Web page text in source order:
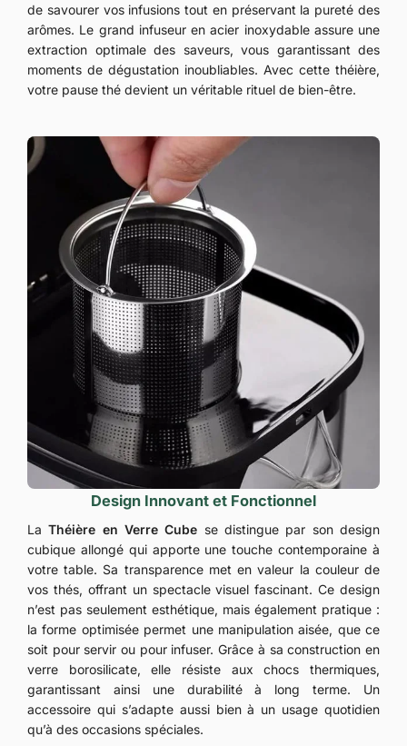
de savourer vos infusions tout en préservant la pureté des
arômes. Le grand infuseur en acier inoxydable assure une
extraction optimale des saveurs, vous garantissant des
moments de dégustation inoubliables. Avec cette théière,
votre pause thé devient un véritable rituel de bien-être.
Design Innovant et Fonctionnel
LaThéière en Verre Cube se distingue par son design
cubique allongé qui apporte une touche contemporaine à
votre table. Sa transparence met en valeur la couleur de
vos thés, offrant un spectacle visuel fascinant. Ce design
n’est pas seulement esthétique, mais également pratique :
la forme optimisée permet une manipulation aisée, que ce
soit pour servir ou pour infuser. Grâce à sa construction en
verre borosilicate, elle résiste aux chocs thermiques,
garantissant ainsi une durabilité à long terme. Un
accessoire qui s’adapte aussi bien à un usage quotidien
qu’à des occasions spéciales.